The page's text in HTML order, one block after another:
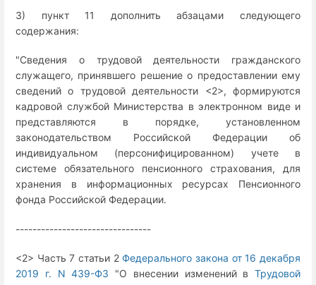
3) пункт 11 дополнить абзацами следующего
содержания:
"Сведения о трудовой деятельности гражданского
служащего, принявшего решение о предоставлении ему
сведений о трудовой деятельности <2>, формируются
кадровой службой Министерства в электронном виде и
представляются в порядке, установленном
законодательством Российской Федерации об
индивидуальном (персонифицированном) учете в
системе обязательного пенсионного страхования, для
хранения в информационных ресурсах Пенсионного
фонда Российской Федерации.
--------------------------------
<2> Часть 7 статьи 2 Федерального закона от 16 декабря
2019 г. N 439-ФЗ "О внесении изменений в Трудовой